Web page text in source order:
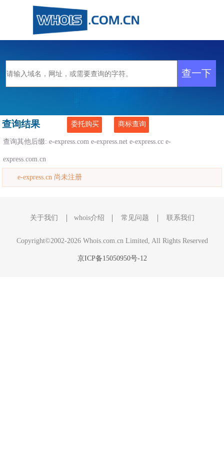
查询结果 委托购买 商标查询
查询其他后缀:e-express.com e-express.net e-express.cc e-
express.com.cn
e-express.cn 尚未注册
关于我们 whois介绍 常见问题 联系我们
Copyright©2002-2026 Whois.com.cn Limited, All Rights Reserved
京ICP备15050950号-12